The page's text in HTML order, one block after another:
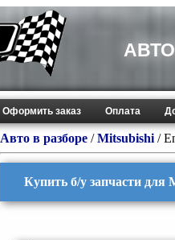
Оформить заказ Оплата
Авто в разборе /Mitsubishi /
Купить б/у запчасти для